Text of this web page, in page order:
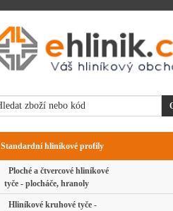
Standardní hliníkové profily
Ploché a čtvercové hliníkové
tyče - plocháče, hranoly
Hliníkové kruhové tyče -